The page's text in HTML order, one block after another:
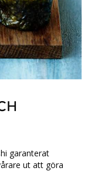
garanterat
ut att göra